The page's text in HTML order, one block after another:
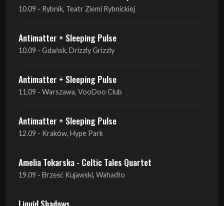
Antimatter + Sleeping Pulse
11.09 - Warszawa, VooDoo Club
Antimatter + Sleeping Pulse
12.09 - Kraków, Hype Park
Amelia Tokarska - Celtic Tales Quartet
19.09 - Brześć Kujawski, Wahadło
Liquid Shadows
19.09 - Kościan, Kościańskim Ośrodku Kultury
Amelia Tokarska - Celtic Tales Quartet